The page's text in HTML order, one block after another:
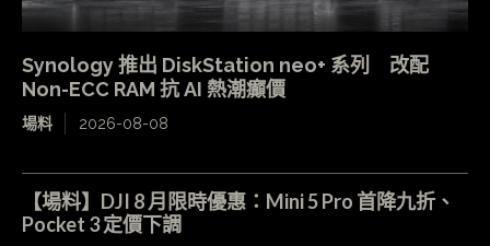
Synology 推出 DiskStation neo+ 系列 改配
Non-ECC RAM 抗 AI 熱潮癲價
場料 2026-08-08
【場料】DJI 8 月限時優惠：Mini 5 Pro 首降九折、
Pocket 3 定價下調